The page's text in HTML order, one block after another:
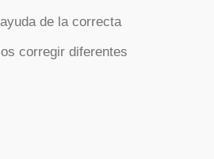
de la correcta
corregir diferentes